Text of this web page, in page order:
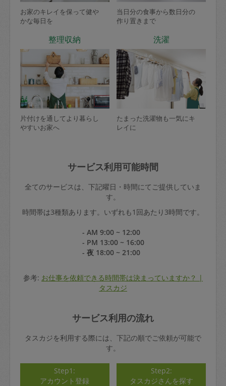
お家のキレイを保って健や
かな毎日を
当日分の食事から数日分の
作り置きまで
整理収納
片付けを通してより暮らし
やすいお家へ
洗濯
たまった洗濯物も一気にキ
レイに
サービス利用可能時間
全てのサービスは、下記曜日・時間にてご提供していま
す。
時間帯は3種類あります。いずれも1回あたり3時間です。
- AM 9:00 ~ 12:00
- PM 13:00 ~ 16:00
- 夜 18:00 ~ 21:00
参考: お仕事を依頼できる時間帯は決まっていますか？ |
タスカジ
サービス利用の流れ
タスカジを利用する際には、下記の順でご依頼が可能で
す。
Step1:
アカウント登録
Step2:
タスカジさんを探す